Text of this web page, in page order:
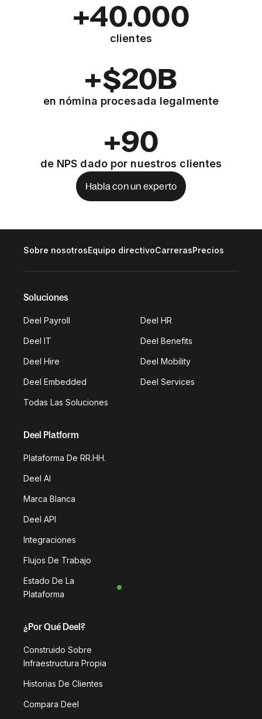
+40.000
clientes
+$20B
en nómina procesada legalmente
+90
de NPS dado por nuestros clientes
Habla con un experto
Sobre nosotrosEquipo directivoCarrerasPrecios
Soluciones
Deel Payroll Deel HR
Deel IT Deel Benefits
Deel Hire Deel Mobility
Deel Embedded Deel Services
Todas Las Soluciones
Deel Platform
Plataforma De RR.HH.
Deel AI
Marca Blanca
Deel API
Integraciones
Flujos De Trabajo
Estado De La
Plataforma
¿Por Qué Deel?
Construido Sobre
Infraestructura Propia
Historias De Clientes
Compara Deel